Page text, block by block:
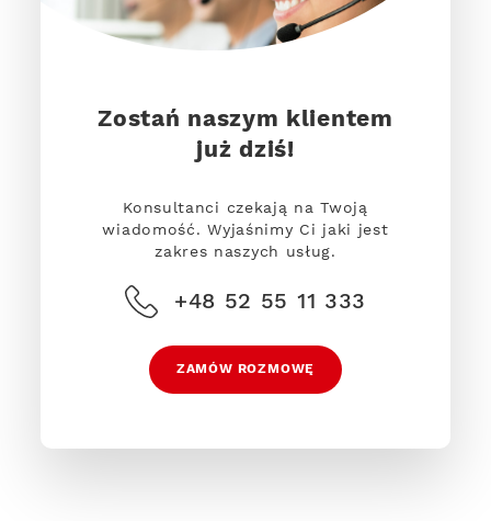
Zostań naszym klientem
już dziś!
Konsultanci czekają na Twoją
wiadomość. Wyjaśnimy Ci jaki jest
zakres naszych usług.
+48 52 55 11 333
ZAMÓW ROZMOWĘ